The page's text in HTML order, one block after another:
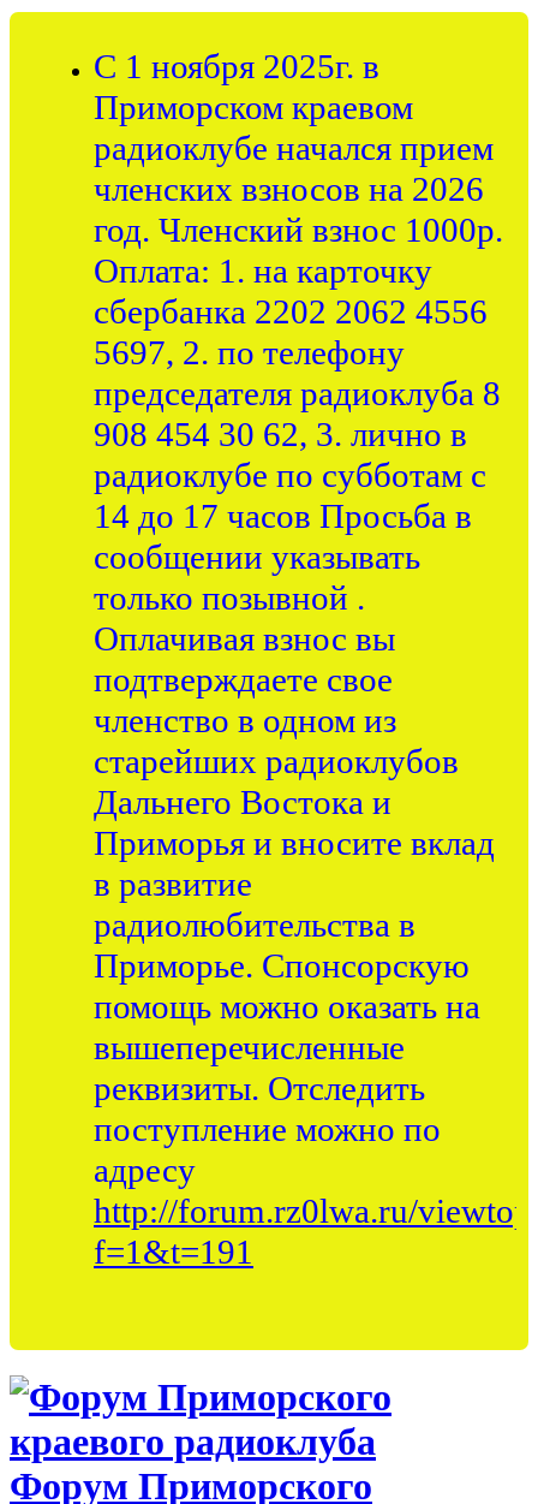
С 1 ноября 2025г. в
Приморском краевом
радиоклубе начался прием
членских взносов на 2026
год. Членский взнос 1000р.
Оплата: 1. на карточку
сбербанка 2202 2062 4556
5697, 2. по телефону
председателя радиоклуба 8
908 454 30 62, 3. лично в
радиоклубе по субботам с
14 до 17 часов Просьба в
сообщении указывать
только позывной .
Оплачивая взнос вы
подтверждаете свое
членство в одном из
старейших радиоклубов
Дальнего Востока и
Приморья и вносите вклад
в развитие
радиолюбительства в
Приморье. Спонсорскую
помощь можно оказать на
вышеперечисленные
реквизиты. Отследить
поступление можно по
адресу
http://forum.rz0lwa.ru/
f=1&t=191
Форум Приморского